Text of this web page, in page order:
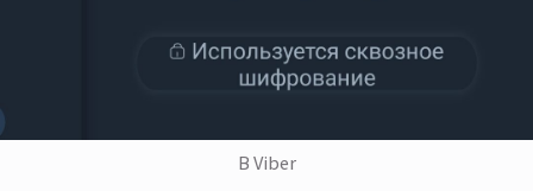
В Viber